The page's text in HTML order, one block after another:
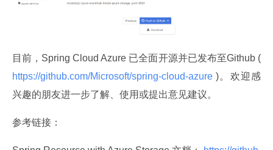
目前，Spring Cloud Azure 已全面开源并已发布至Github (
https://github.com/Microsoft/spring-cloud-azure )。欢迎感
兴趣的朋友进一步了解、使用或提出意见建议。
参考链接：